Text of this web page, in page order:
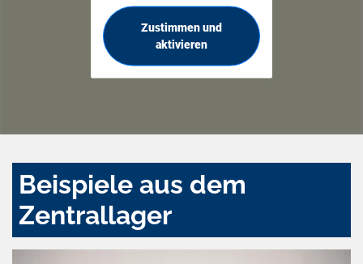
Zustimmen und
aktivieren
Beispiele aus dem
Zentrallager